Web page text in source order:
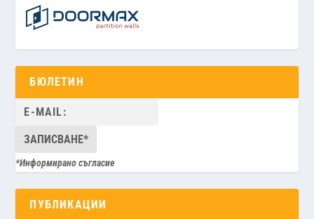
БЮЛЕТИН
*Информирано съгласие
ПУБЛИКАЦИИ